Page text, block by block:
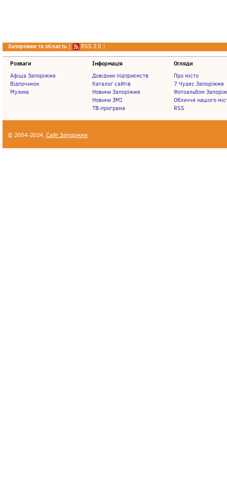
Запоріжжя та область | RSS 2.0 |
Розваги
Афіша Запоріжжя
Відпочинок
Музика
Інформація
Довідник підприємств
Каталог сайтів
Новини Запоріжжя
Новини ЗМІ
ТВ-програма
Огляди
Про місто
7 Чудес Запоріжжя
Фотоальбом
Обличчя нашого
RSS
© 2004-2024, Сайт Запоріжжя.